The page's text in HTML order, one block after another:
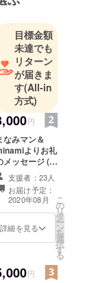
目標金額
未達でも
リターン
が届きま
す(All-in
方式)
円
なみマン＆
よりお礼
メッセージ (E-
支援者：23人
お届け予定：
2020年08月
詳細を見る
こ
の
リ
タ
ー
ン
を
選
択
す
る
円